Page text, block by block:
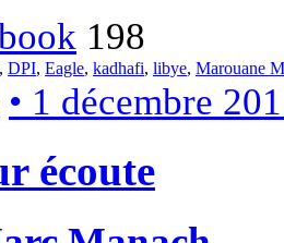
198
, DPI, Eagle, kadhafi, libye, Marouane
• 1 décembre
écoute